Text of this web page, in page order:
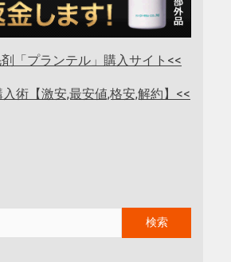
「プランテル」購入サイト<<
術【激安,最安値,格安,解約】<<